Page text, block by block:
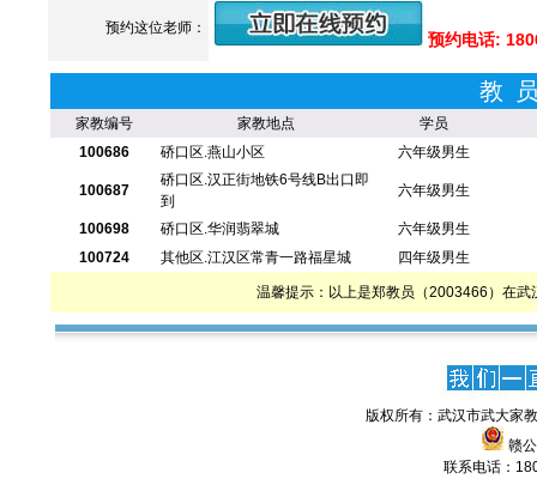
预约这位老师：
预约电话:
教
家教编号 家教地点
学员
100686
硚口区.燕山小区 六年级男生
100687
硚口区.汉正街地铁6号线B出口即
到
六年级男生
100698 硚口区.华润翡翠城
六年级男生
100724
其他区.江汉区常青一路福星城 四年级男生
温馨提示：以上是郑教员（2003466）在
版权所有：武汉市武大家
赣
联系电话：